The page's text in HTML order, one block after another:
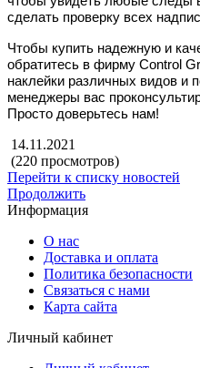
сделать проверку всех
Чтобы купить надежную и
обратитесь в фирму Control
наклейки различных видов и
менеджеры вас
Просто доверьтесь нам!
14.11.2021
(220 просмотров)
Перейти к списку новостей
Продолжить
Информация
О нас
Доставка и оплата
Политика безопасности
Связаться с нами
Карта сайта
Личный кабинет